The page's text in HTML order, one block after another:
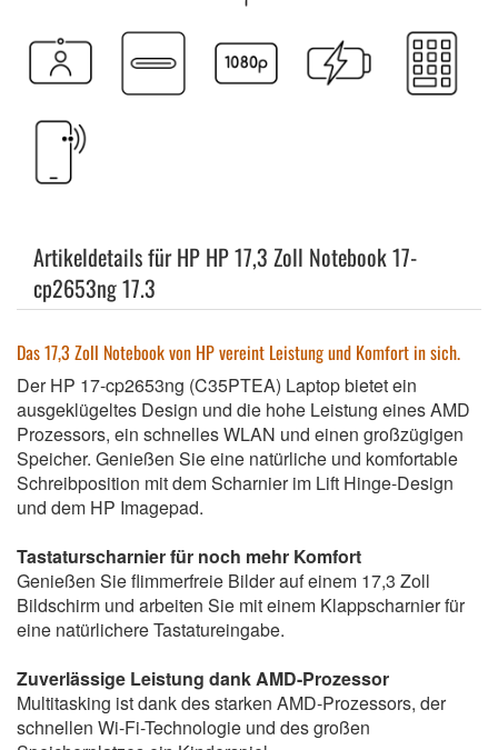
Artikeldetails für HP HP 17,3 Zoll Notebook 17-
cp2653ng 17.3
Das 17,3 Zoll Notebook von HP vereint Leistung und Komfort in sich.
Der HP 17-cp2653ng (C35PTEA) Laptop bietet ein
ausgeklügeltes Design und die hohe Leistung eines AMD
Prozessors, ein schnelles WLAN und einen großzügigen
Speicher. Genießen Sie eine natürliche und komfortable
Schreibposition mit dem Scharnier im Lift Hinge-Design
und dem HP Imagepad.
Tastaturscharnier für noch mehr Komfort
Genießen Sie flimmerfreie Bilder auf einem 17,3 Zoll
Bildschirm und arbeiten Sie mit einem Klappscharnier für
eine natürlichere Tastatureingabe.
Zuverlässige Leistung dank AMD-Prozessor
Multitasking ist dank des starken AMD-Prozessors, der
schnellen Wi-Fi-Technologie und des großen